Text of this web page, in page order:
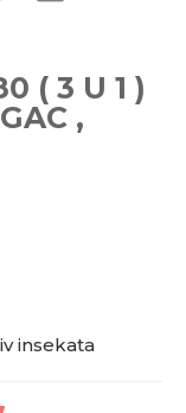
( 3 U 1 )
,
insekata